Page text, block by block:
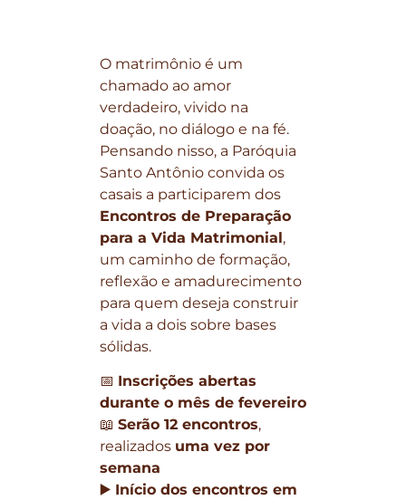
O matrimônio é um
chamado ao amor
verdadeiro, vivido na
doação, no diálogo e na fé.
Pensando nisso, a Paróquia
Santo Antônio convida os
casais a participarem dos
Encontros de Preparação
para a Vida Matrimonial,
um caminho de formação,
reflexão e amadurecimento
para quem deseja construir
a vida a dois sobre bases
sólidas.
📅 Inscrições abertas
durante o mês de fevereiro
📖 Serão 12 encontros,
realizados uma vez por
semana
▶️ Início dos encontros em